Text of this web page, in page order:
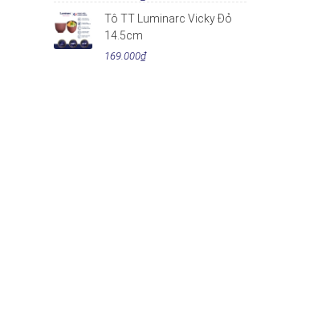
Tô TT Luminarc Vicky Đỏ
14.5cm
169.000₫